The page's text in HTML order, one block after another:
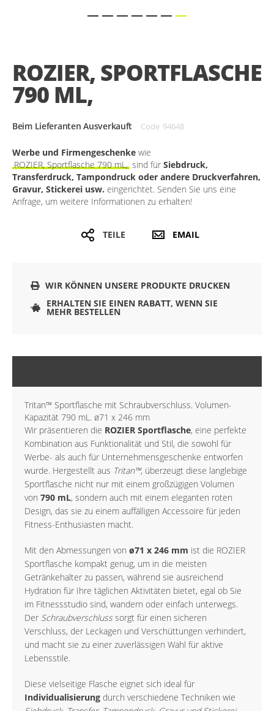
beginning
of
the
images
ROZIER, SPORTFLASCHE
790 ML,
Beim Lieferanten Ausverkauft Code 94648
Werbe und Firmengeschenke wie
ROZIER, Sportflasche 790 mL, sind für Siebdruck,
Transferdruck, Tampondruck oder andere Druckverfahren,
Gravur, Stickerei usw. eingerichtet. Senden Sie uns eine
Anfrage, um weitere Informationen zu erhalten!
TEILE EMAIL
WIR KÖNNEN UNSERE PRODUKTE DRUCKEN
ERHALTEN SIE EINEN RABATT, WENN SIE
MEHR BESTELLEN
Tritan™ Sportflasche mit Schraubverschluss. Volumen-
Kapazität 790 mL. ø71 x 246 mm
Wir präsentieren die ROZIER Sportflasche, eine perfekte
Kombination aus Funktionalität und Stil, die sowohl für
Werbe- als auch für Unternehmensgeschenke entworfen
wurde. Hergestellt aus Tritan™, überzeugt diese langlebige
Sportflasche nicht nur mit einem großzügigen Volumen
von 790 mL, sondern auch mit einem eleganten roten
Design, das sie zu einem auffälligen Accessoire für jeden
Fitness-Enthusiasten macht.
Mit den Abmessungen von ø71 x 246 mm ist die ROZIER
Sportflasche kompakt genug, um in die meisten
Getränkehalter zu passen, während sie ausreichend
Hydration für Ihre täglichen Aktivitäten bietet, egal ob Sie
im Fitnessstudio sind, wandern oder einfach unterwegs.
Der Schraubverschluss sorgt für einen sicheren
Verschluss, der Leckagen und Verschüttungen verhindert,
und macht sie zu einer zuverlässigen Wahl für aktive
Lebensstile.
Diese vielseitige Flasche eignet sich ideal für
Individualisierung durch verschiedene Techniken wie